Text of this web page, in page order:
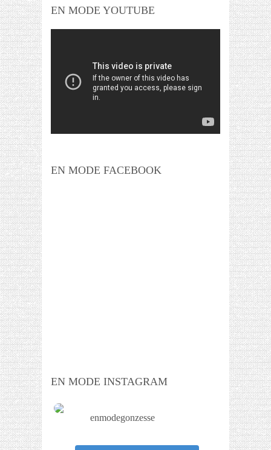
EN MODE YOUTUBE
EN MODE FACEBOOK
EN MODE INSTAGRAM
enmodegonzesse